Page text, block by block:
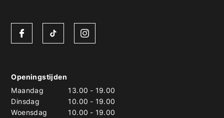
Openingstijden
Maandag
13.00 - 19.00
Dinsdag
10.00 - 19.00
Woensdag
10.00 - 19.00